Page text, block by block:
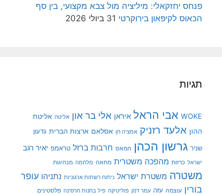
פנחס יחזקאלי: מיליציה מול צבא מקצועי, בין סף
הכאוס לקיפאון בירוקרטי 31 ביולי 2026
תגיות
WOKE אבי הראל איראן אלי בר און אליטה אליטת
ההון אלעד רזניק אמציה חן אסלאם ארצות הברית גדעון
שניר גרשון הכהן חמאס חרבות ברזל טראמפ יאיר רגב
ישראל כרזות מהפכה משטרית מחאה מלחמה מנהיגות
משטרה משטרת ישראל ניתוח רשתות ארגוניות נתניהו עופר
בורין עוצמה עזה עמר דנק פוליטיקה פיל בחנות חרסינה פלסטינים